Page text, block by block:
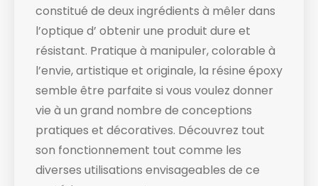
constitué de deux ingrédients à mêler dans
l’optique d’ obtenir une produit dure et
résistant. Pratique à manipuler, colorable à
l’envie, artistique et originale, la résine époxy
semble être parfaite si vous voulez donner
vie à un grand nombre de conceptions
pratiques et décoratives. Découvrez tout
son fonctionnement tout comme les
diverses utilisations envisageables de ce